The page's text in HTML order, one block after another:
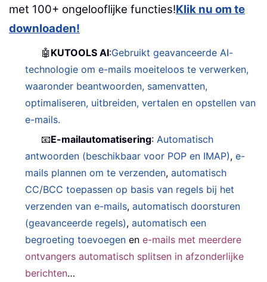
met 100+ ongelooflijke functies!Klik nu om te
downloaden!
🤖 KUTOOLS AI:Gebruikt geavanceerde AI-
technologie om e-mails moeiteloos te verwerken,
waaronder beantwoorden, samenvatten,
optimaliseren, uitbreiden, vertalen en opstellen van
e-mails.
📧E-mailautomatisering: Automatisch
antwoorden (beschikbaar voor POP en IMAP),e-
mails plannen om te verzenden,automatisch
CC/BCC toepassen op basis van regels bij het
verzenden van e-mails,automatisch doorsturen
(geavanceerde regels),automatisch een
begroeting toevoegen ene-mails met meerdere
ontvangers automatisch splitsen in afzonderlijke
berichten…